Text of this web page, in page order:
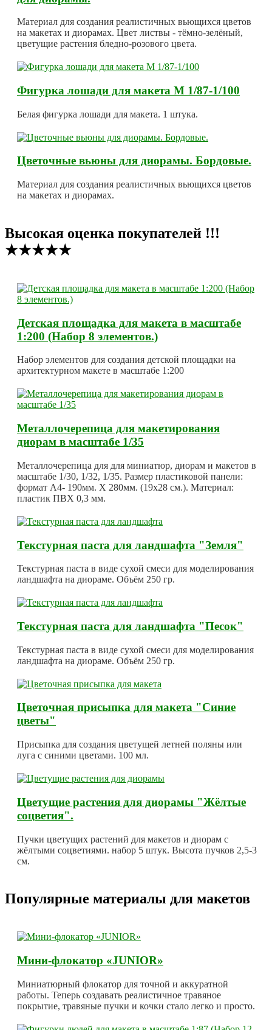
Материал для создания реалистичных вьющихся цветов
на макетах и диорамах. Цвет листвы - тёмно-зелёный,
цветущие растения бледно-розового цвета.
Фигурка лошади для макета М 1/87-1/100
Белая фигурка лошади для макета. 1 штука.
Цветочные вьюны для диорамы. Бордовые.
Материал для создания реалистичных вьющихся цветов
на макетах и диорамах.
Высокая оценка покупателей !!!
★★★★★
Детская площадка для макета в масштабе
1:200 (Набор 8 элементов.)
Набор элементов для создания детской площадки на
архитектурном макете в масштабе 1:200
Металлочерепица для макетирования
диорам в масштабе 1/35
Металлочерепица для для миниатюр, диорам и макетов в
масштабе 1/30, 1/32, 1/35. Размер пластиковой панели:
формат А4- 190мм. Х 280мм. (19х28 см.). Материал:
пластик ПВХ 0,3 мм.
Текстурная паста для ландшафта "Земля"
Текстурная паста в виде сухой смеси для моделирования
ландшафта на диораме. Объём 250 гр.
Текстурная паста для ландшафта "Песок"
Текстурная паста в виде сухой смеси для моделирования
ландшафта на диораме. Объём 250 гр.
Цветочная присыпка для макета "Синие
цветы"
Присыпка для создания цветущей летней поляны или
луга с синими цветами. 100 мл.
Цветущие растения для диорамы "Жёлтые
соцветия".
Пучки цветущих растений для макетов и диорам с
жёлтыми соцветиями. набор 5 штук. Высота пучков 2,5-3
см.
Популярные материалы для макетов
Мини-флокатор «JUNIOR»
Миниатюрный флокатор для точной и аккуратной
работы. Теперь создавать реалистичное травяное
покрытие, травяные пучки и кочки стало легко и просто.